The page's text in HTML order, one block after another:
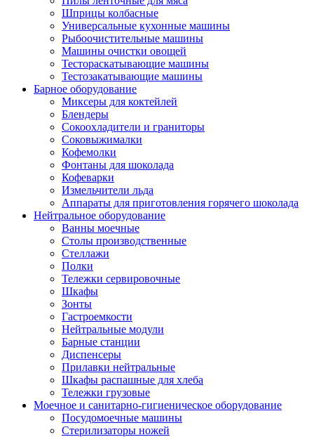
Шприцы колбасные
Универсальные кухонные машины
Рыбоочистительные машины
Машины очистки овощей
Тестораскатывающие машины
Тестозакатывающие машины
Барное оборудование
Миксеры для коктейлей
Блендеры
Сокоохладители и граниторы
Соковыжималки
Кофемолки
Фонтаны для шоколада
Кофеварки
Измельчители льда
Аппараты для приготовления горячего шоколада
Нейтральное оборудование
Ванны моечные
Столы производственные
Стеллажи
Полки
Тележки сервировочные
Шкафы
Зонты
Гастроемкости
Нейтральные модули
Барные станции
Диспенсеры
Прилавки нейтральные
Шкафы распашные для хлеба
Тележки грузовые
Моечное и санитарно-гигиеническое оборудование
Посудомоечные машины
Стерилизаторы ножей